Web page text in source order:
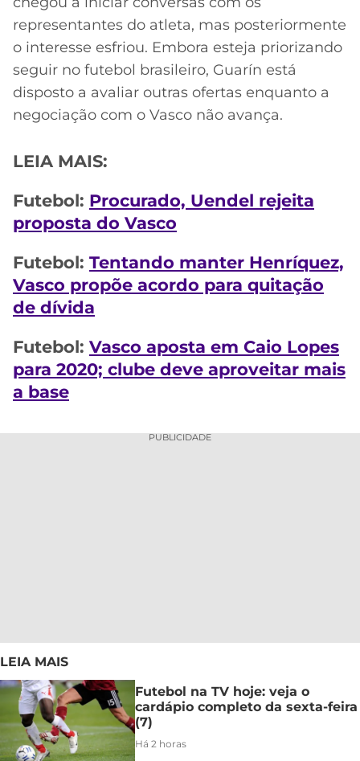
representantes do atleta, mas posteriormente
o interesse esfriou. Embora esteja priorizando
seguir no futebol brasileiro, Guarín está
disposto a avaliar outras ofertas enquanto a
negociação com o Vasco não avança.
LEIA MAIS:
Futebol: Procurado, Uendel rejeita
proposta do Vasco
Futebol: Tentando manter Henríquez,
Vasco propõe acordo para quitação
de dívida
Futebol: Vasco aposta em Caio Lopes
para 2020; clube deve aproveitar mais
a base
PUBLICIDADE
LEIA MAIS
Futebol na TV hoje: veja o
cardápio completo da sexta-feira
(7)
Há 2 horas